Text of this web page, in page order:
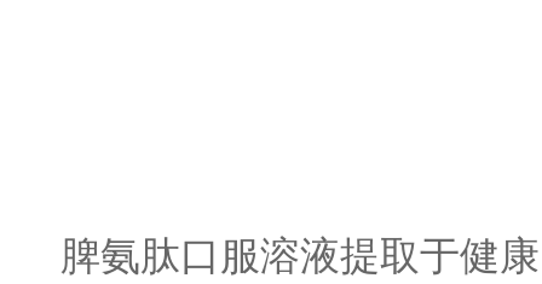
脾氨肽口服溶液提取于健